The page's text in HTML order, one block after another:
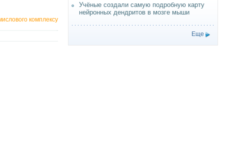
комплексу
Учёные создали самую подробную карту
нейронных дендритов в мозге мыши
Еще